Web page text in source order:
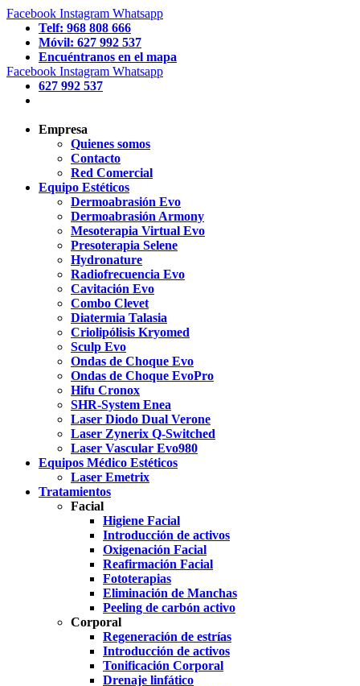
Facebook Instagram Whatsapp
Telf: 968 808 666
Móvil: 627 992 537
Encuéntranos en el mapa
Facebook Instagram Whatsapp
627 992 537
Empresa
Quienes somos
Contacto
Red Comercial
Equipo Estéticos
Dermoabrasión Evo
Dermoabrasión Armony
Mesoterapia Virtual Evo
Presoterapia Selene
Hydronature
Radiofrecuencia Evo
Cavitación Evo
Combo Clevet
Diatermia Talasia
Criolipólisis Kryomed
Sculp Evo
Ondas de Choque Evo
Ondas de Choque EvoPro
Hifu Cronox
SHR-System Enea
Laser Diodo Dual Verone
Laser Zynerix Q-Switched
Laser Vascular Evo980
Equipos Médico Estéticos
Laser Emetrix
Tratamientos
Facial
Higiene Facial
Introducción de activos
Oxigenación Facial
Reafirmación Facial
Fototerapias
Eliminación de Manchas
Peeling de carbón activo
Corporal
Regeneración de estrías
Introducción de activos
Tonificación Corporal
Drenaje linfático